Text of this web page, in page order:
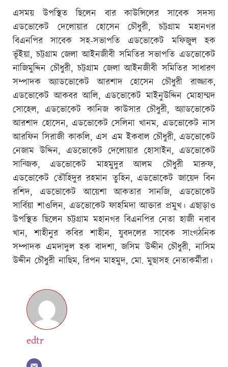
এসময় উপস্থিত ছিলেন বার কাউন্সিলের সাবেক সদস্য
এডভোকেট দেলোয়ার হোসেন চৌধুরী, চট্টগ্রাম মহানগর
বিএনপির সাবেক সহ-সভাপতি এডভোকেট মফিজুল হক
ভূঁইয়া, চট্টগ্রাম জেলা আইনজীবী সমিতির সভাপতি এডভোকেট
নাজিমুদ্দিন চৌধুরী, চট্টগ্রাম জেলা আইনজীবী সমিতির সাধারণ
সম্পাদক অ্যাডভোকেট আরশাদ হোসেন চৌধুরী রাজ্জাক,
এডভোকেট আকবর আলি, এডভোকেট মাইনুউদ্দিন মোহাম্মদ
সোহেল, এডভোকেট কানিজ কাউসার চৌধুরী, অ্যাডভোকেট
আরশাদ হোসেন, এডভোকেট সেলিনা খানম, এডভোকেট নাস
আরফিন সিরাজী কাকলি, এস এম ইকবাল চৌধুরী, এডভোকেট
নেজাম উদ্দিন, এডভোকেট দেলোয়ার হোসাইন, এডভোকেট
সান্জিক, এডভোকেট মাহমুদুর আলম চৌধুরী মারুফ,
এডভোকেট তৌহিদুর রহমান তুহিন, এডভোকেট জায়েদ বিন
রশিদ, এডভোকেট আয়েশা আকতার সানজি, এডভোকেট
সার্বিয়া শাওলিন, এডভোকেট ফাহমিদা আক্তার প্রমুখ। এছাড়াও
উপস্থিত ছিলেন চট্টগ্রাম মহানগর বিএনপির নেতা হাজী নবাব
খান, শাহীনুর কবির শাহীন, যুবদলের সাবেক সাংগঠনিক
সম্পাদক এমদাদুল হক বাদশা, জসিম উদ্দীন চৌধুরী, নাসিম
উদ্দীন চৌধুরী নাছিম, রিপন মাহমুদ, মো. মুছাসহ নেতাকর্মীরা।
edtr